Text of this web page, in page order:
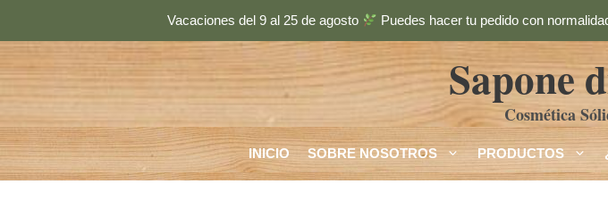
contenido
Vacaciones del 9 al 25 de agosto Puedes hacer tu pedido con
Sapone
Cosmética
INICIO SOBRE NOSOTROS PRODUCTOS